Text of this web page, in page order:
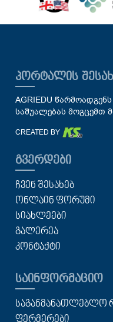
ᲞᲝᲠᲢᲐᲚᲘᲡ
AGRIEDU
საშუალებას
CREATED BY
ᲒᲕᲔᲠᲓᲔᲑᲘ
ᲩᲕᲔᲜ ᲨᲔᲡᲐᲮᲔᲑ
ᲝᲜᲚᲐᲘᲜ ᲤᲝᲠᲣᲛᲘ
ᲡᲘᲐᲮᲚᲔᲔᲑᲘ
ᲒᲐᲚᲔᲠᲔᲐ
ᲙᲝᲜᲢᲐᲥᲢᲘ
ᲡᲐᲘᲜᲤᲝᲠᲛᲐᲪᲘᲝ
ᲡᲐᲒᲐᲜᲛᲐᲜᲐᲗᲚᲔᲑᲚᲝ
ᲤᲔᲠᲛᲔᲠᲔᲑᲘ